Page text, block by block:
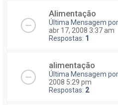
Alimentação
Última Mensagem por
abr 17, 2008 3:37 am
Respostas: 1
alimentação
Última Mensagem por
2008 5:29 pm
Respostas: 2